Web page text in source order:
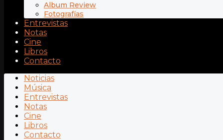
Album Review
Fotografías
Entrevistas
Notas
Cine
Libros
Contacto
Noticias
Música
Entrevistas
Notas
Cine
Libros
Contacto